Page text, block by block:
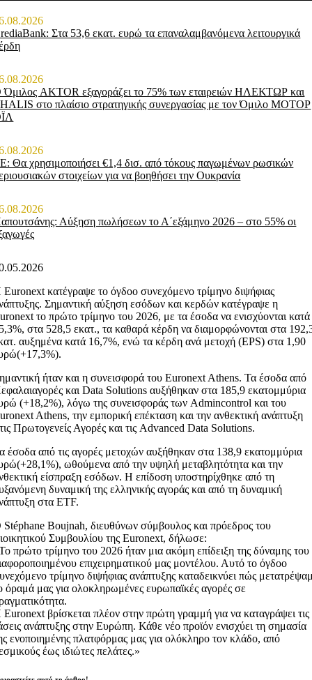
Στα 53,6 εκατ. ευρώ τα επαναλαμβανόμενα λειτουργικά
AKTOR εξαγοράζει το 75% των εταιρειών ΗΛΕΚΤΩΡ και
στο πλαίσιο στρατηγικής συνεργασίας με τον Όμιλο ΜΟΤΟΡ
Θα χρησιμοποιήσει €1,4 δισ. από τόκους παγωμένων ρωσικών
στοιχείων για να βοηθήσει την Ουκρανία
Αύξηση πωλήσεων το Α΄εξάμηνο 2026 – στο 55% οι
κατέγραψε το όγδοο συνεχόμενο τρίμηνο διψήφιας
Σημαντική αύξηση εσόδων και κερδών κατέγραψε η
το πρώτο τρίμηνο του 2026, με τα έσοδα να ενισχύονται κατά
στα 528,5 εκατ., τα καθαρά κέρδη να διαμορφώνονται στα
αυξημένα κατά 16,7%, ενώ τα κέρδη ανά μετοχή (EPS) στα 1,90
ήταν και η συνεισφορά του Euronext Athens. Τα έσοδα από
και Data Solutions αυξήθηκαν στα 185,9 εκατομμύρια
(+18,2%), λόγω της συνεισφοράς των Admincontrol και του
Athens, την εμπορική επέκταση και την ανθεκτική ανάπτυξη
Πρωτογενείς Αγορές και τις Advanced Data Solutions.
έσοδα από τις αγορές μετοχών αυξήθηκαν στα 138,9 εκατομμύρια
ωθούμενα από την υψηλή μεταβλητότητα και την
είσπραξη εσόδων. Η επίδοση υποστηρίχθηκε από τη
δυναμική της ελληνικής αγοράς και από τη δυναμική
στα ETF.
Boujnah, διευθύνων σύμβουλος και πρόεδρος του
Συμβουλίου της Euronext, δήλωσε:
πρώτο τρίμηνο του 2026 ήταν μια ακόμη επίδειξη της δύναμης του
επιχειρηματικού μας μοντέλου. Αυτό το όγδοο
τρίμηνο διψήφιας ανάπτυξης καταδεικνύει πώς
όραμά μας για ολοκληρωμένες ευρωπαϊκές αγορές σε
βρίσκεται πλέον στην πρώτη γραμμή για να καταγράψει τις
ανάπτυξης στην Ευρώπη. Κάθε νέο προϊόν ενισχύει τη σημασία
ενοποιημένης πλατφόρμας μας για ολόκληρο τον κλάδο, από
έως ιδιώτες πελάτες.»